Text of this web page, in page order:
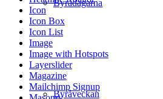
Byrådagarna
Byråveckan
Icon
Icon Box
Icon List
Image
Image with Hotspots
Layerslider
Magazine
Mailchimp Signup